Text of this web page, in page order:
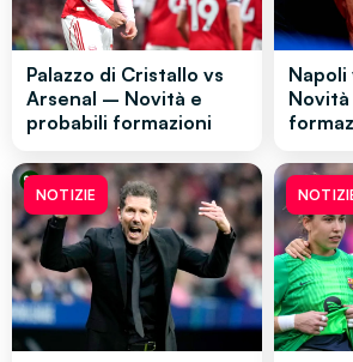
Palazzo di Cristallo vs
Arsenal – Novità e
probabili formazioni
NOTIZIE